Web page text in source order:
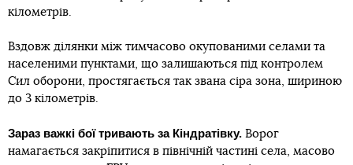
кілометрів.
Вздовж ділянки між тимчасово окупованими селами та
населеними пунктами, що залишаються під контролем
Сил оборони, простягається так звана сіра зона, шириною
до 3 кілометрів.
Зараз важкі бої тривають за Кіндратівку. Ворог
намагається закріпитися в північній частині села, масово